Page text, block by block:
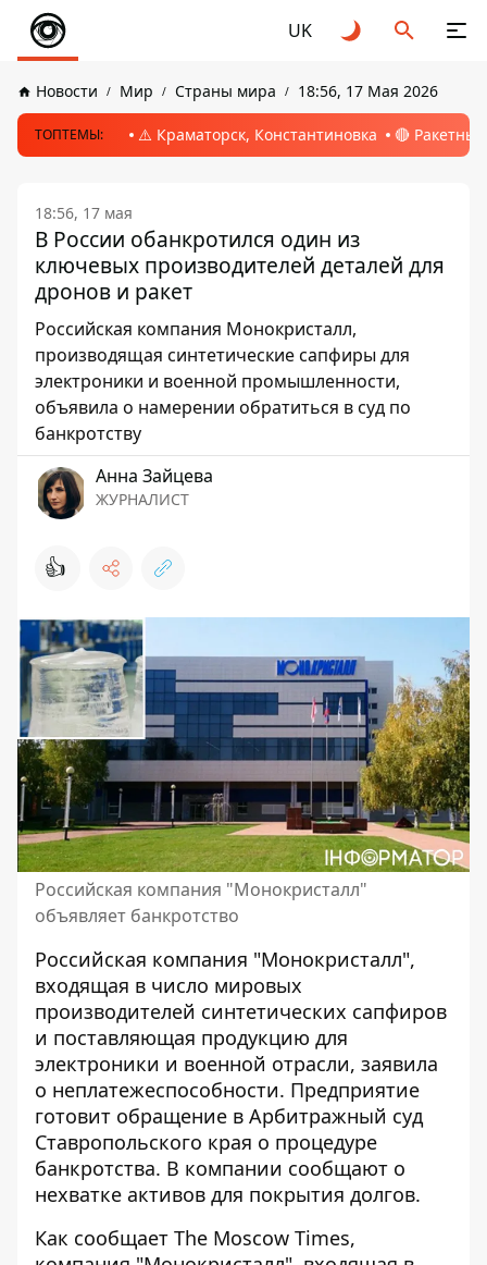
UK
Новости Мир Страны мира 18:56, 17 Мая 2026
ТОПТЕМЫ: ⚠️ Краматорск, Константиновка 🔴
18:56, 17 мая
В России обанкротился один из
ключевых производителей деталей для
дронов и ракет
Российская компания Монокристалл,
производящая синтетические сапфиры для
электроники и военной промышленности,
объявила о намерении обратиться в суд по
банкротству
Анна Зайцева
ЖУРНАЛИСТ
👍
Российская компания "Монокристалл"
объявляет банкротство
Российская компания "Монокристалл",
входящая в число мировых
производителей синтетических сапфиров
и поставляющая продукцию для
электроники и военной отрасли, заявила
о неплатежеспособности. Предприятие
готовит обращение в Арбитражный суд
Ставропольского края о процедуре
банкротства. В компании сообщают о
нехватке активов для покрытия долгов.
Как сообщает The Moscow Times,